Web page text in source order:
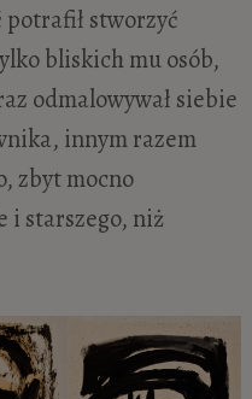
stworzyć
bliskich mu osób,
odmalowywał siebie
innym razem
zbyt mocno
i starszego, niż